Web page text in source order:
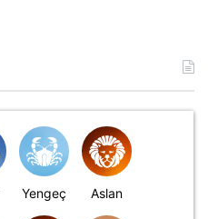
Yengeç Aslan